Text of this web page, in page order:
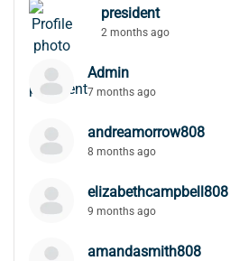
president
2 months ago
Admin
7 months ago
andreamorrow808
8 months ago
elizabethcampbell808
9 months ago
amandasmith808